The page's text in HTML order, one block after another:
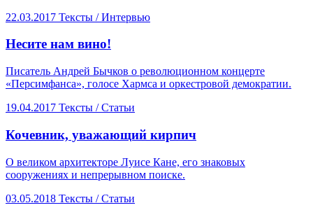
22.03.2017 Тексты /Интервью
​Несите нам вино!
Писатель Андрей Бычков о революционном концерте
«Персимфанса», голосе Хармса и оркестровой демократии.
19.04.2017 Тексты /Статьи
Кочевник, уважающий кирпич
О великом архитекторе Луисе Кане, его знаковых
сооружениях и непрерывном поиске.
03.05.2018 Тексты /Статьи